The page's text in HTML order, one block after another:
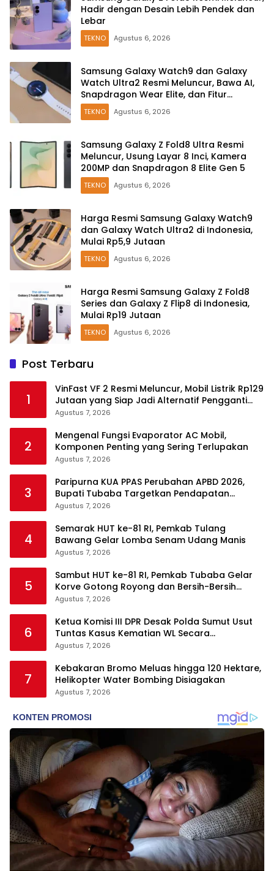
Hadir dengan Desain Lebih Pendek dan
Lebar
TEKNO Agustus 6, 2026
Samsung Galaxy Watch9 dan Galaxy
Watch Ultra2 Resmi Meluncur, Bawa AI,
Snapdragon Wear Elite, dan Fitur
Kesehatan Baru
TEKNO Agustus 6, 2026
Samsung Galaxy Z Fold8 Ultra Resmi
Meluncur, Usung Layar 8 Inci, Kamera
200MP dan Snapdragon 8 Elite Gen 5
TEKNO Agustus 6, 2026
Harga Resmi Samsung Galaxy Watch9
dan Galaxy Watch Ultra2 di Indonesia,
Mulai Rp5,9 Jutaan
TEKNO Agustus 6, 2026
Harga Resmi Samsung Galaxy Z Fold8
Series dan Galaxy Z Flip8 di Indonesia,
Mulai Rp19 Jutaan
TEKNO Agustus 6, 2026
Post Terbaru
1
VinFast VF 2 Resmi Meluncur, Mobil Listrik Rp129
Jutaan yang Siap Jadi Alternatif Pengganti
Motor
Agustus 7, 2026
2
Mengenal Fungsi Evaporator AC Mobil,
Komponen Penting yang Sering Terlupakan
Agustus 7, 2026
3
Paripurna KUA PPAS Perubahan APBD 2026,
Bupati Tubaba Targetkan Pendapatan
Daerah Rp820,3 Miliar
Agustus 7, 2026
4
Semarak HUT ke-81 RI, Pemkab Tulang
Bawang Gelar Lomba Senam Udang Manis
Agustus 7, 2026
5
Sambut HUT ke-81 RI, Pemkab Tubaba Gelar
Korve Gotong Royong dan Bersih-Bersih
Serentak
Agustus 7, 2026
6
Ketua Komisi III DPR Desak Polda Sumut Usut
Tuntas Kasus Kematian WL Secara
Transparan
Agustus 7, 2026
7
Kebakaran Bromo Meluas hingga 120 Hektare,
Helikopter Water Bombing Disiagakan
Agustus 7, 2026